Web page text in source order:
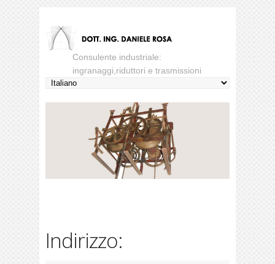
Consulente industriale:
ingranaggi,riduttori e trasmissioni
Indirizzo: